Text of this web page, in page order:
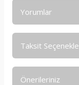
Yorumlar
Taksit
Önerileriniz